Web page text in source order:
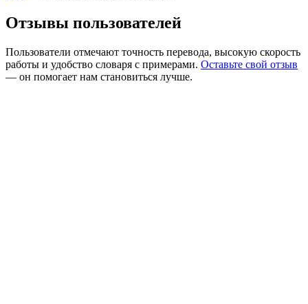
Отзывы пользователей
Пользователи отмечают точность перевода, высокую скорость
работы и удобство словаря с примерами. Оставьте свой отзыв
— он помогает нам становиться лучше.